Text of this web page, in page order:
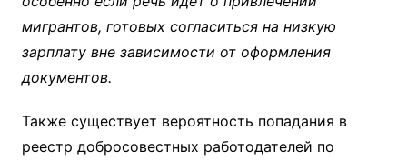
мигрантов, готовых согласиться на низкую
зарплату вне зависимости от оформления
документов.
Также существует вероятность попадания в
реестр добросовестных работодателей по